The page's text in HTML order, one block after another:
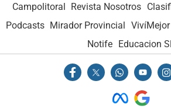
Campolitoral Revista Nosotros
Podcasts Mirador Provincial VivíMejor
Notife Educacion